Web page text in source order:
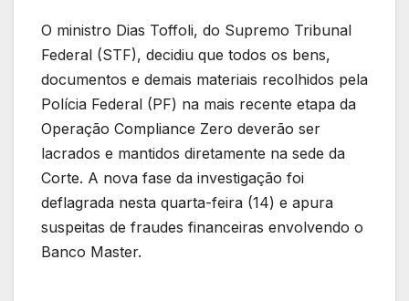
O ministro Dias Toffoli, do Supremo Tribunal
Federal (STF), decidiu que todos os bens,
documentos e demais materiais recolhidos pela
Polícia Federal (PF) na mais recente etapa da
Operação Compliance Zero deverão ser
lacrados e mantidos diretamente na sede da
Corte. A nova fase da investigação foi
deflagrada nesta quarta-feira (14) e apura
suspeitas de fraudes financeiras envolvendo o
Banco Master.